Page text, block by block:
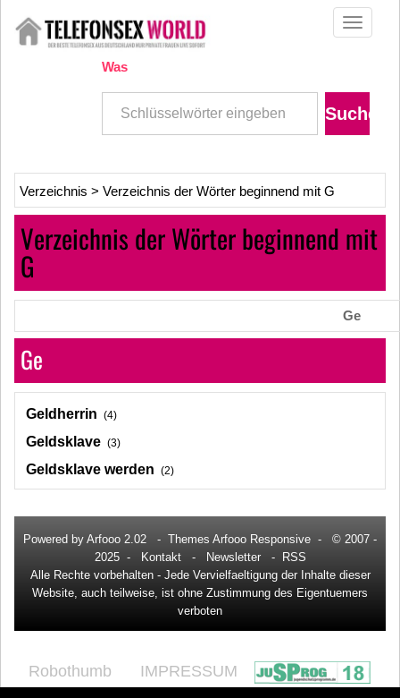
Toggle
Was
Verzeichnis > Verzeichnis der Wörter beginnend mit G
Verzeichnis der Wörter beginnend mit
G
Ge
Ge
Geldherrin (4)
Geldsklave (3)
Geldsklave werden (2)
Powered by Arfooo 2.02 - Themes Arfooo Responsive - © 2007 -
2025 -
Kontakt- Newsletter-
RSS
Alle Rechte vorbehalten - Jede Vervielfaeltigung der Inhalte dieser
Website, auch teilweise, ist ohne Zustimmung des Eigentuemers
verboten
Robothumb IMPRESSUM